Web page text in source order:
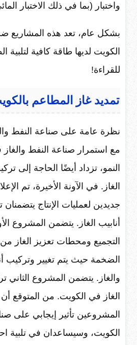
واختبار (بما في ذلك الاختبار
بشكل عام، تعد هذه المشاريع
الكويت لديها طاقة كافية لتلبية
للقراءة!
تمديد غاز المطاعم
نظرة عامة على صناعة النفط
مع استمرار صناعة النفط
النمو، تزداد أيضًا الحاجة إلى
الغاز. في الآونة الأخيرة، تم
جديدين لعمليات الإنتاج
أنابيب الغاز. يتضمن المشروع
التجميع ومحطات تعزيز الغاز
الضخمة حيث يتم تغيير وتركيب
والغاز. يتضمن المشروع الثاني
الغاز في الكويت. من المتوقع أن
المشروعين تأثير إيجابي على
الكويت، وسيساعدان في تلبية